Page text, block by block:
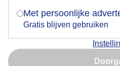
Met persoonlijke
Gratis blijven gebruiken
Nu niet,